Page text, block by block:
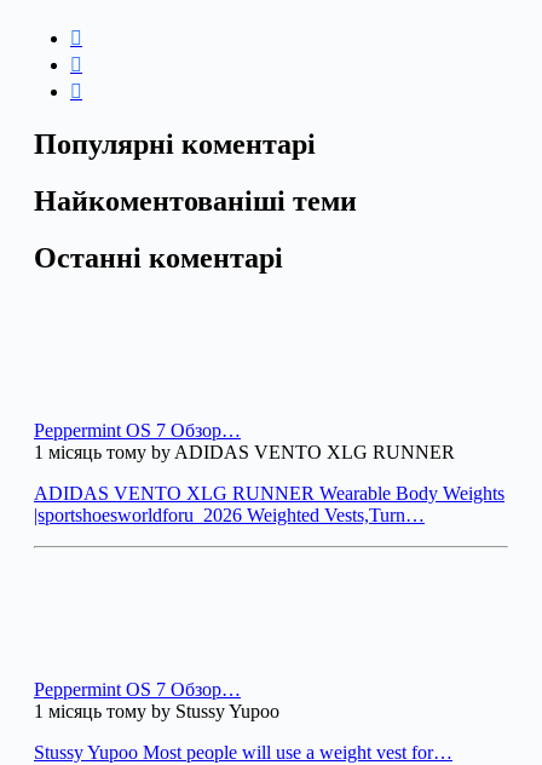
Популярні коментарі
Найкоментованіші теми
Останні коментарі
Peppermint OS 7 Обзор…
1 місяць тому by ADIDAS VENTO XLG RUNNER
ADIDAS VENTO XLG RUNNER Wearable Body Weights
|sportshoesworldforu_2026 Weighted Vests,Turn…
Peppermint OS 7 Обзор…
1 місяць тому by Stussy Yupoo
Stussy Yupoo Most people will use a weight vest for…